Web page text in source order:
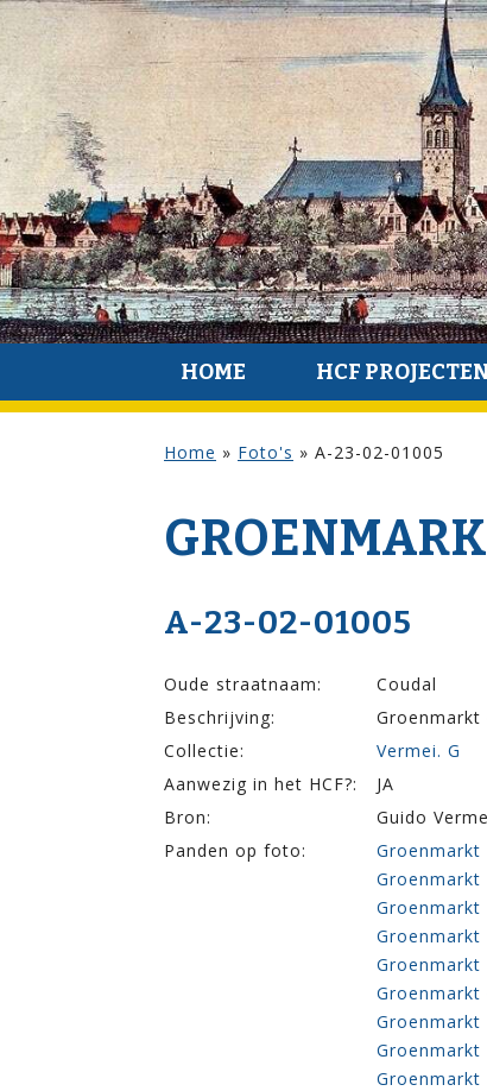
HOME HCF
Home » Foto's » A-23-02-01005
A-23-02-01005
Oude straatnaam:
Coudal
Beschrijving:
Groenmarkt
Collectie:
Vermei. G
Aanwezig in het HCF?:
JA
Bron:
Guido
Panden op foto:
Groenmarkt
Groenmarkt
Groenmarkt
Groenmarkt
Groenmarkt
Groenmarkt
Groenmarkt
Groenmarkt
Groenmarkt